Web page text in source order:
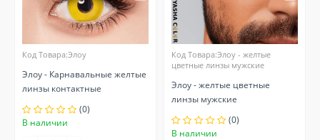
Код Товара:Элоу
Элоу - Карнавальные желтые
линзы контактные
(0)
В наличии
Код Товара:Элоу - желтые
цветные линзы мужские
Элоу - желтые цветные
линзы мужские
(0)
В наличии